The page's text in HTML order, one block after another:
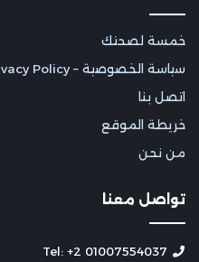
خمسة لصحتك
سياسة الخصوصية – Privacy Policy
اتصل بنا
خريطة الموقع
من نحن
تواصل معنا